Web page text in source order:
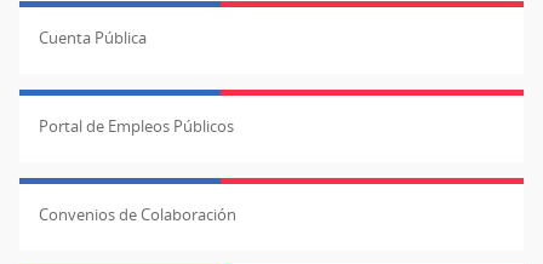
Cuenta Pública
Portal de Empleos Públicos
Convenios de Colaboración